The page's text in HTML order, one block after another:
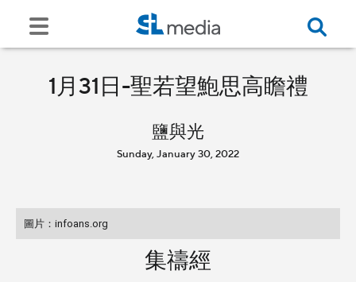
1月31日-聖若望鮑思高瞻禮
鹽與光
Sunday, January 30, 2022
圖片：infoans.org
集禱經